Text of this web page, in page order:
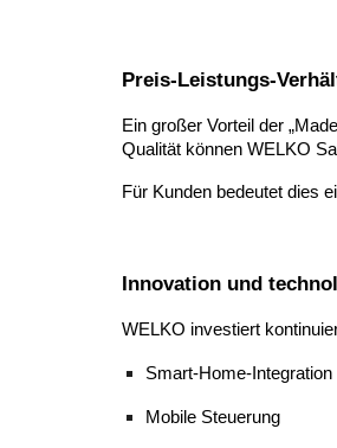
Preis-Leistungs-
Ein großer Vorteil der
Qualität können WELKO
Für Kunden bedeutet dies
Innovation und
WELKO investiert
Smart-Home-Integration
Mobile Steuerung